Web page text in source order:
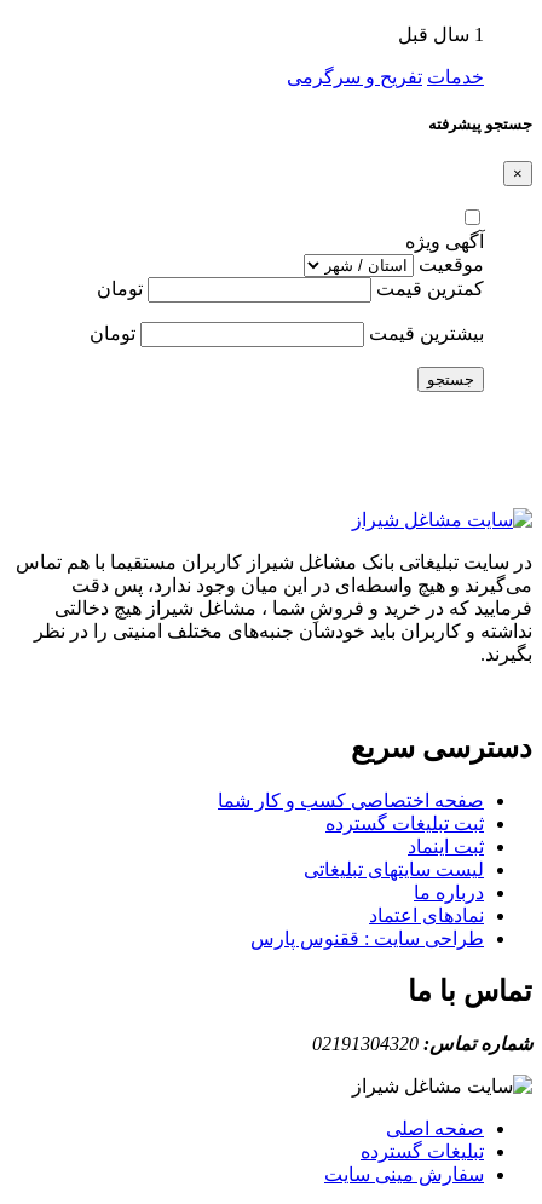
1 سال قبل
خدمات تفریح و سرگرمی
جستجو پیشرفته
×
آگهی ویژه
موقعیت
کمترین قیمت
تومان
بیشترین قیمت تومان
جستجو
در سایت تبلیغاتی بانک مشاغل شیراز کاربران مستقیما با هم تماس
می‌گیرند و هیچ واسطه‌ای در این میان وجود ندارد، پس دقت
فرمایید که در خرید و فروشِ شما ، مشاغل شیراز هیچ دخالتی
نداشته و کاربران باید خودشان جنبه‌های مختلف امنیتی را در نظر
بگیرند.
دسترسی سریع
صفحه اختصاصی کسب و کار شما
ثبت تبلیغات گسترده
ثبت اینماد
لیست سایتهای تبلیغاتی
درباره ما
نمادهای اعتماد
طراحی سایت : ققنوس پارس
تماس با ما
شماره تماس: 02191304320
صفحه اصلی
تبلیغات گسترده
سفارش مینی سایت